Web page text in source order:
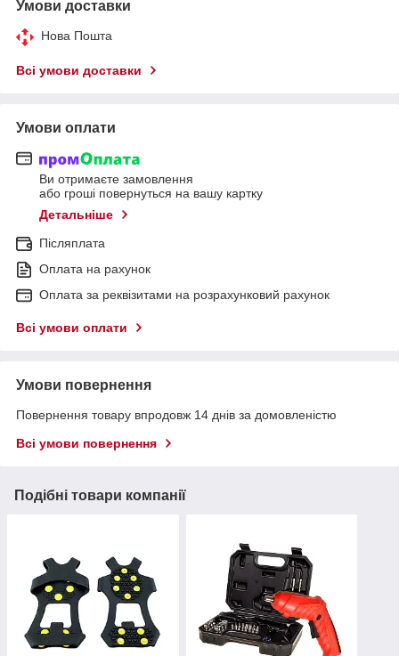
Умови доставки
Нова Пошта
Всі умови доставки
Умови оплати
Ви отримаєте замовлення
або гроші повернуться на вашу картку
Детальніше
Післяплата
Оплата на рахунок
Оплата за реквізитами на розрахунковий рахунок
Всі умови оплати
Умови повернення
Повернення товару впродовж 14 днів за домовленістю
Всі умови повернення
Подібні товари компанії